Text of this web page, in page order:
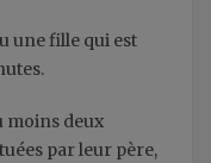
une fille qui est
moins deux
par leur père,